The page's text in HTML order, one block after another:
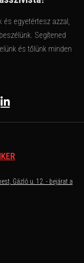
és egyetértesz azzal,
Segítened
és tőlünk minden
Gázló u. 12. - bejárat a